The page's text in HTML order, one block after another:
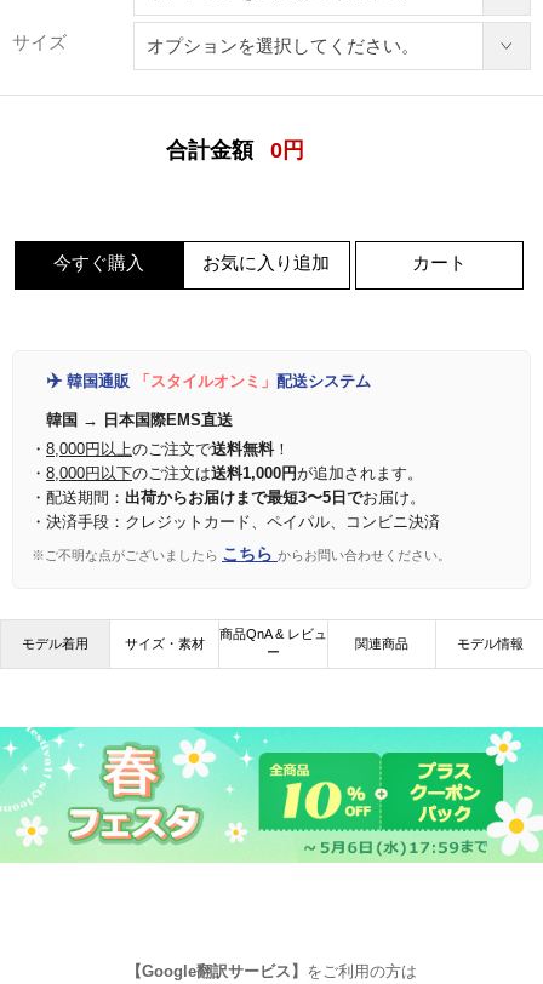
サイズ
合計金額 0 円
今すぐ購入 お気に入り追加 カート
✈️ 韓国通販 「スタイルオンミ」 配送システム
韓国 → 日本国際EMS直送
・ 8,000円以上のご注文で送料無料！
・ 8,000円以下のご注文は送料1,000円が追加されます。
・配送期間： 出荷からお届けまで最短3〜5日でお届け。
・決済手段：クレジットカード、ペイパル、コンビニ決済
※ご不明な点がございましたら こちら からお問い合わせください。
モデル着用 サイズ・素材
商品QnA & レビュ
ー
関連商品 モデル情報
【Google翻訳サービス】 をご利用の方は